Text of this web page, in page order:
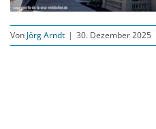
Von Jörg Arndt | 30. Dezember 2025